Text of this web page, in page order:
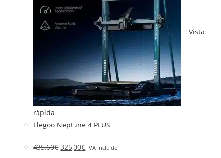
Vista
rápida
Elegoo Neptune 4 PLUS
435,60€ 325,00€ IVA Incluido